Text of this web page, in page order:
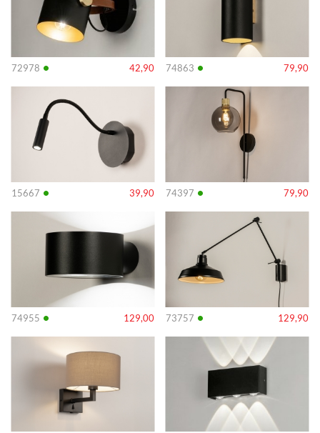
72978 • 42,90 74863 • 79,90
15667 • 39,90
Info
74397 • 79,90
Info
74955 • 129,00
Info
73757 • 129,90
Info
Info Info